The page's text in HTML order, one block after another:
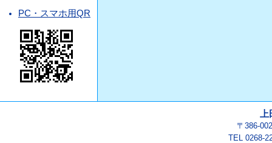
PC・スマホ用QR
〒386-
TEL 0268-